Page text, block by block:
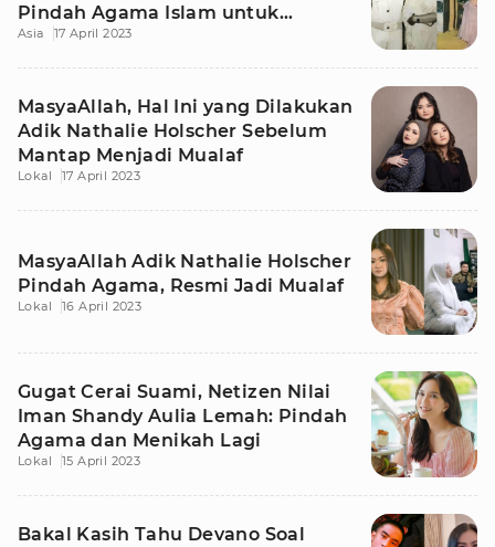
Pindah Agama Islam untuk
Menikah Lagi
Asia 17 April 2023
MasyaAllah, Hal Ini yang Dilakukan
Adik Nathalie Holscher Sebelum
Mantap Menjadi Mualaf
Lokal 17 April 2023
MasyaAllah Adik Nathalie Holscher
Pindah Agama, Resmi Jadi Mualaf
Lokal 16 April 2023
Gugat Cerai Suami, Netizen Nilai
Iman Shandy Aulia Lemah: Pindah
Agama dan Menikah Lagi
Lokal 15 April 2023
Bakal Kasih Tahu Devano Soal